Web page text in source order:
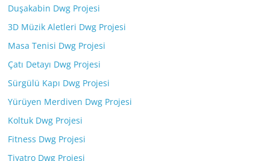
Duşakabin Dwg Projesi
3D Müzik Aletleri Dwg Projesi
Masa Tenisi Dwg Projesi
Çatı Detayı Dwg Projesi
Sürgülü Kapı Dwg Projesi
Yürüyen Merdiven Dwg Projesi
Koltuk Dwg Projesi
Fitness Dwg Projesi
Tiyatro Dwg Projesi